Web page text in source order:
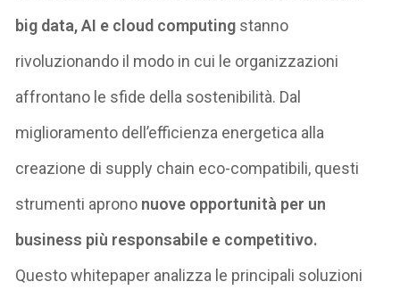
big data, AI e cloud computing stanno
rivoluzionando il modo in cui le organizzazioni
affrontano le sfide della sostenibilità. Dal
miglioramento dell’efficienza energetica alla
creazione di supply chain eco-compatibili, questi
strumenti aprono nuove opportunità per un
business più responsabile e competitivo.
Questowhitepaper analizza le principali soluzioni